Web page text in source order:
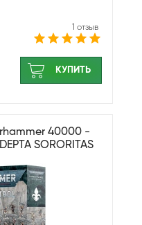
1 отзыв
КУПИТЬ
40000 -
SORORITAS